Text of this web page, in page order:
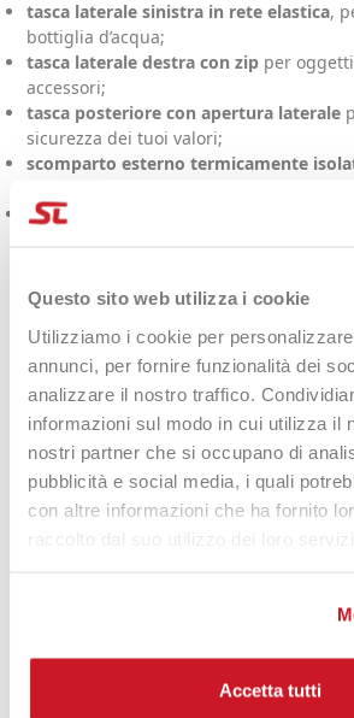
Questo sito web utilizza i cookie
Utilizziamo i cookie per
annunci, per fornire funzionalità dei
analizzare il nostro traffico.
informazioni sul modo in cui utilizza il
nostri partner che si occupano di
pubblicità e social media, i quali
con altre informazioni che ha fornito
Accetta tutti
tasca laterale sinistra in rete elastica,
bottiglia d’acqua;
tasca laterale destra con zip per
accessori;
tasca posteriore con apertura laterale
sicurezza dei tuoi valori;
scomparto esterno termicamente
interno con fodera in fettuccia
per
Descrizione
Questo zaino è stato progettato per
allenamenti, tornei e viaggi , offrendo
combinazione di
comfort, protezione e
consente di aumentare la capacità
fondo rinforzato in TPEgarantisce
anche su superfici irregolari.
, così hai sempre tutto a
Per chi è lo